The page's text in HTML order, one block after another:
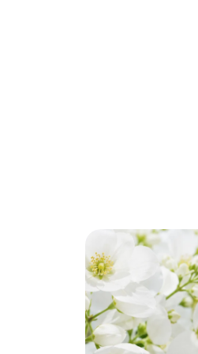
Ga direct naar
productinformatie